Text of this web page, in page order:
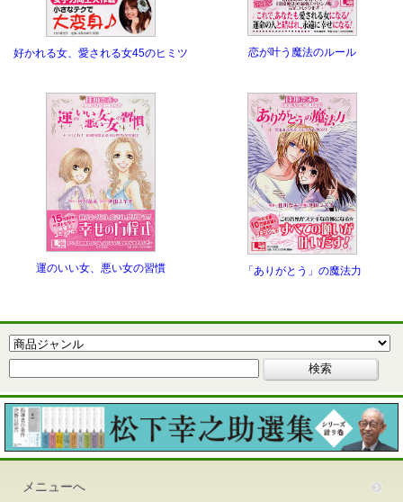
好かれる女、愛される女45のヒミツ 恋が叶う魔法のルール
運のいい女、悪い女の習慣 「ありがとう」の魔法力
メニューへ